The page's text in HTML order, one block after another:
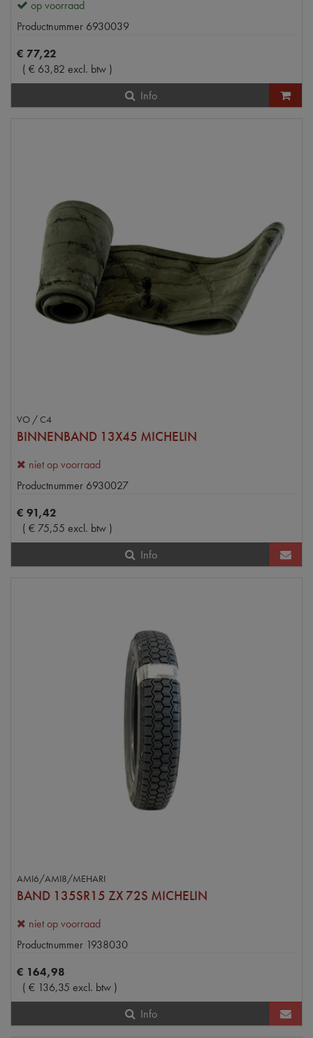
op voorraad
Productnummer 6930039
€ 77,22
( € 63,82 excl. btw )
Info
VO / C4
BINNENBAND 13X45 MICHELIN
niet op voorraad
Productnummer 6930027
€ 91,42
( € 75,55 excl. btw )
Info
AMI6/AMI8/MEHARI
BAND 135SR15 ZX 72S MICHELIN
niet op voorraad
Productnummer 1938030
€ 164,98
( € 136,35 excl. btw )
Info